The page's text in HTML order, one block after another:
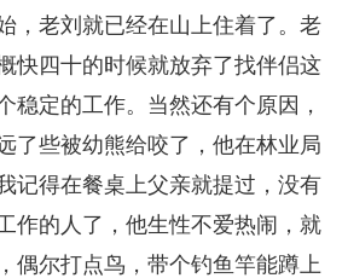
，老刘就已经在山上住着了。老
快四十的时候就放弃了找伴侣这
稳定的工作。当然还有个原因，
了些被幼熊给咬了，他在林业局
记得在餐桌上父亲就提过，没有
作的人了，他生性不爱热闹，就
偶尔打点鸟，带个钓鱼竿能蹲上